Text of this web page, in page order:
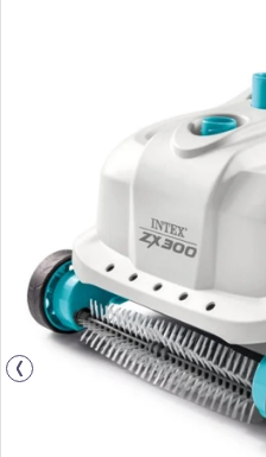
Hobbi és kert
Egészség és szépség
Sport és szabadban
Gyermekeknek